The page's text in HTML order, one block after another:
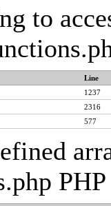
to
Line
1237
2316
577